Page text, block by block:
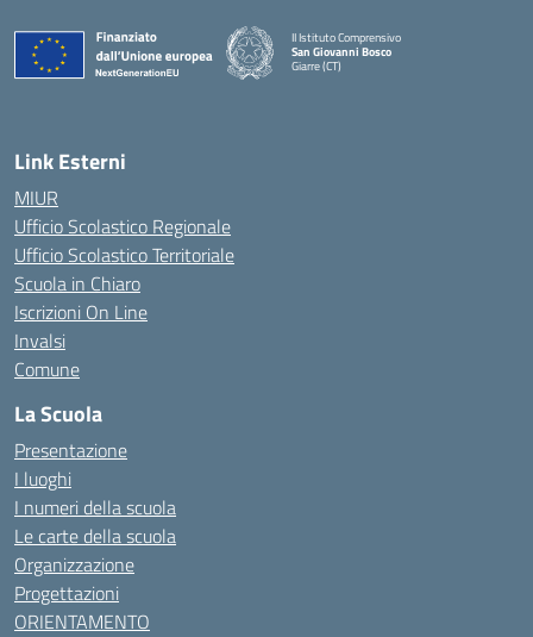
II Istituto Comprensivo
San Giovanni Bosco
Giarre (CT)
Link Esterni
MIUR
Ufficio Scolastico Regionale
Ufficio Scolastico Territoriale
Scuola in Chiaro
Iscrizioni On Line
Invalsi
Comune
La Scuola
Presentazione
I luoghi
I numeri della scuola
Le carte della scuola
Organizzazione
Progettazioni
ORIENTAMENTO